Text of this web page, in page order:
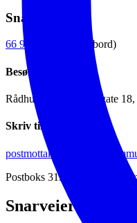
Snakk med oss
66 93 80 00 (sentralbord)
Besøk oss
Rådhuset, Jonas Lies gate
Skriv til oss
Postboks 313, 2001
Snarveier